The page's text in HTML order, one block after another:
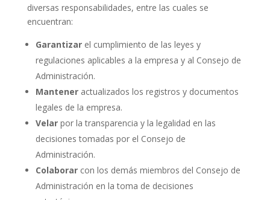
diversas responsabilidades, entre las cuales se
encuentran:
Garantizarel cumplimiento de las leyes y
regulaciones aplicables a la empresa y al Consejo de
Administración.
Manteneractualizados los registros y documentos
legales de la empresa.
Velarpor la transparencia y la legalidad en las
decisiones tomadas por el Consejo de
Administración.
Colaborarcon los demás miembros del Consejo de
Administración en la toma de decisiones